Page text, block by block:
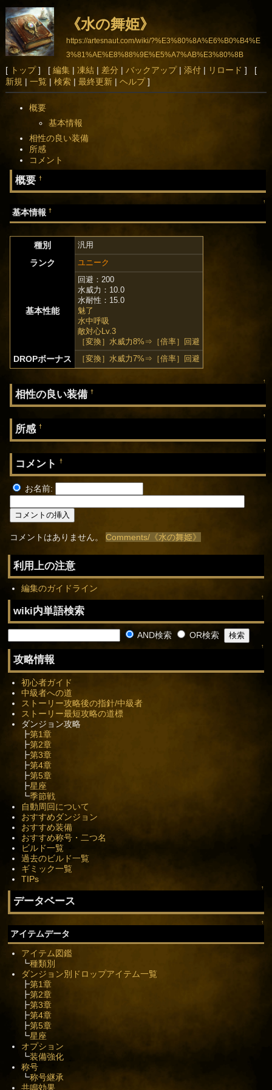
《水の舞姫》
https://artesnaut.com/wiki/?%E3%80%8A%E6%B0%B4%E
3%81%AE%E8%88%9E%E5%A7%AB%E3%80%8B
[ トップ] [ 編集| 凍結| 差分 | バックアップ| 添付| リロード ] [
新規 | 一覧 | 検索| 最終更新| ヘルプ]
概要
基本情報
相性の良い装備
所感
コメント
概要†
↑
基本情報†
種別 汎用
ランク ユニーク
基本性能
回避：200
水威力：10.0
水耐性：15.0
魅了
水中呼吸
敵対心Lv.3
［変換］水威力8%⇒［倍率］回避
DROPボーナス ［変換］水威力7%⇒［倍率］回避
↑
相性の良い装備†
↑
所感†
↑
コメント†
お名前:
コメントはありません。Comments/《水の舞姫》
利用上の注意
編集のガイドライン
↑
wiki内単語検索
AND検索 OR検索
↑
攻略情報
初心者ガイド
中級者への道
ストーリー攻略後の指針/中級者
ストーリー最短攻略の道標
ダンジョン攻略
┣第1章
┣第2章
┣第3章
┣第4章
┣第5章
┣星座
┗季節戦
自動周回について
おすすめダンジョン
おすすめ装備
おすすめ称号・二つ名
ビルド一覧
過去のビルド一覧
ギミック一覧
TIPs
↑
データベース
↑
アイテムデータ
アイテム図鑑
┗種類別
ダンジョン別ドロップアイテム一覧
┣第1章
┣第2章
┣第3章
┣第4章
┣第5章
┗星座
オプション
┗装備強化
称号
┗称号継承
共鳴効果